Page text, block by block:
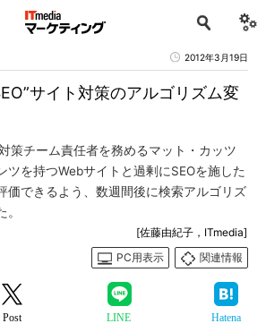
2012年3月19日
サイト対策のアルゴリズム変
策チーム責任者を務めるマット・カッツ
ツを持つWebサイトと過剰にSEOを施した
価できるよう、数週間後に検索アルゴリズ
[佐藤由紀子，ITmedia]
PC用表示
関連情報
Post LINE Hatena